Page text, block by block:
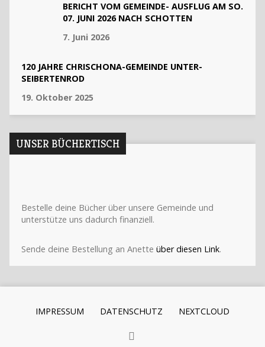
BERICHT VOM GEMEINDE- AUSFLUG AM SO.
07. JUNI 2026 NACH SCHOTTEN
7. Juni 2026
120 JAHRE CHRISCHONA-GEMEINDE UNTER-
SEIBERTENROD
19. Oktober 2025
UNSER BÜCHERTISCH
Bestelle deine Bücher über unsere Gemeinde und
unterstütze uns dadurch finanziell.
Sende deine Bestellung an Anette über diesen Link.
IMPRESSUM DATENSCHUTZ NEXTCLOUD